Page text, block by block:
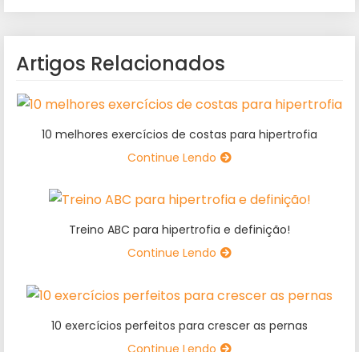
Artigos Relacionados
10 melhores exercícios de costas para hipertrofia
Continue Lendo
Treino ABC para hipertrofia e definição!
Continue Lendo
10 exercícios perfeitos para crescer as pernas
Continue Lendo